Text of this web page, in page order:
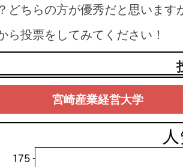
どちらの方が優秀だと思います
ら投票をしてみてください！
宮崎産業経営大学